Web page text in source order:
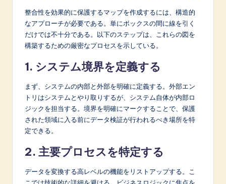
整合性を効果的に保護するマップを作成するには、構造的
なアプローチが必要である。単にボックスの間に線を引く
だけでは不十分である。以下のステップは、これらの図を
構築するための厳密なプロセスを示している。
1. システム境界を定義する
まず、システムの内部と外部を明確に定義する。外部エン
トリはシステムとやり取りするが、システム自体が内部ロ
ジックを担当する。境界を明確にマークすることで、保護
された領域に入る前にデータ検証が行われるべき場所を特
定できる。
2. 主要プロセスを特定する
データを変換する高レベルの機能をリストアップする。こ